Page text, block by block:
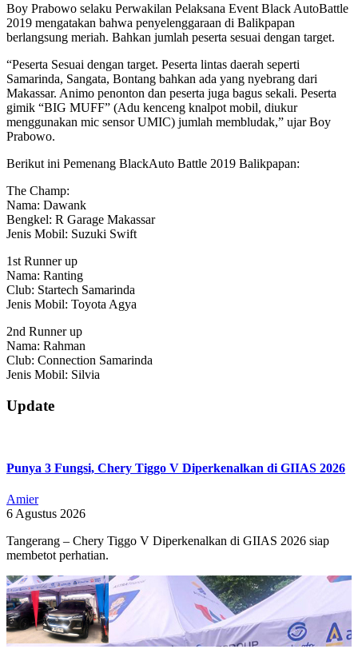
Boy Prabowo selaku Perwakilan Pelaksana Event Black AutoBattle
2019 mengatakan bahwa penyelenggaraan di Balikpapan
berlangsung meriah. Bahkan jumlah peserta sesuai dengan target.
“Peserta Sesuai dengan target. Peserta lintas daerah seperti
Samarinda, Sangata, Bontang bahkan ada yang nyebrang dari
Makassar. Animo penonton dan peserta juga bagus sekali. Peserta
gimik “BIG MUFF” (Adu kenceng knalpot mobil, diukur
menggunakan mic sensor UMIC) jumlah membludak,” ujar Boy
Prabowo.
Berikut ini Pemenang BlackAuto Battle 2019 Balikpapan:
The Champ:
Nama: Dawank
Bengkel: R Garage Makassar
Jenis Mobil: Suzuki Swift
1st Runner up
Nama: Ranting
Club: Startech Samarinda
Jenis Mobil: Toyota Agya
2nd Runner up
Nama: Rahman
Club: Connection Samarinda
Jenis Mobil: Silvia
2019-
08-
Update
Punya 3 Fungsi, Chery Tiggo V Diperkenalkan di GIIAS 2026
Amier
6 Agustus 2026
Tangerang – Chery Tiggo V Diperkenalkan di GIIAS 2026 siap
membetot perhatian.